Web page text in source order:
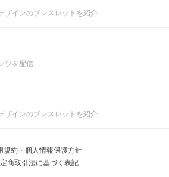
ザインのブレスレットを紹介
ツを配信
ザインのブレスレットを紹介
規約・個人情報保護方針
商取引法に基づく表記